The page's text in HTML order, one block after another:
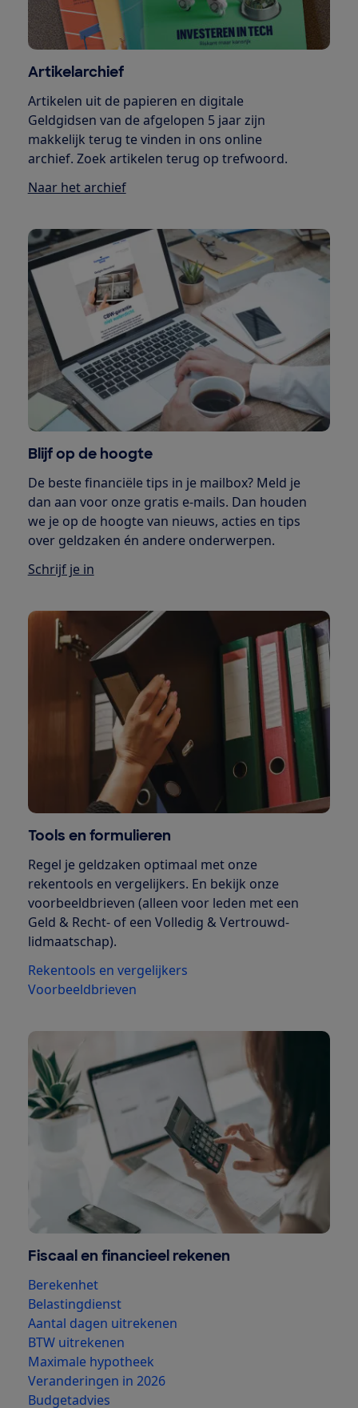
Artikelarchief
Artikelen uit de papieren en digitale
Geldgidsen van de afgelopen 5 jaar zijn
makkelijk terug te vinden in ons online
archief. Zoek artikelen terug op trefwoord.
Naar het archief
Blijf op de hoogte
De beste financiële tips in je mailbox? Meld je
dan aan voor onze gratis e-mails. Dan houden
we je op de hoogte van nieuws, acties en tips
over geldzaken én andere onderwerpen.
Schrijf je in
Tools en formulieren
Regel je geldzaken optimaal met onze
rekentools en vergelijkers. En bekijk onze
voorbeeldbrieven (alleen voor leden met een
Geld & Recht- of een Volledig & Vertrouwd-
lidmaatschap).
Rekentools en vergelijkers
Voorbeeldbrieven
Fiscaal en financieel rekenen
Berekenhet
Belastingdienst
Aantal dagen uitrekenen
BTW uitrekenen
Maximale hypotheek
Veranderingen in 2026
Budgetadvies